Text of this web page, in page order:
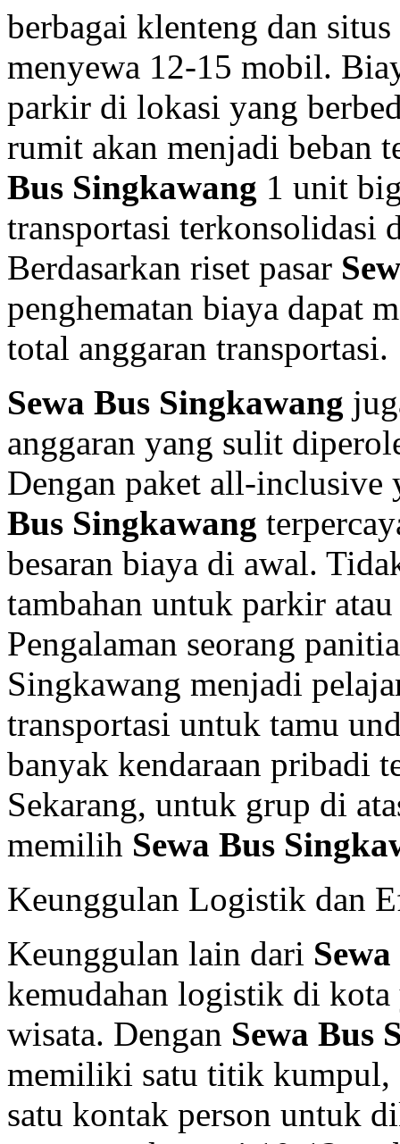
berbagai klenteng dan
menyewa 12-15 mobil.
parkir di lokasi yang
rumit akan menjadi beban
Bus Singkawang 1 unit
transportasi terkonsolidasi
Berdasarkan riset pasar
penghematan biaya dapat
total anggaran transportasi.
Sewa Bus Singkawang
anggaran yang sulit
Dengan paket all-
Bus Singkawang
besaran biaya di awal.
tambahan untuk parkir
Pengalaman seorang
Singkawang menjadi
transportasi untuk tamu
banyak kendaraan pribadi
Sekarang, untuk grup di
memilih Sewa Bus
Keunggulan Logistik dan
Keunggulan lain dari
kemudahan logistik di
wisata. Dengan Sewa Bus
memiliki satu titik kumpul,
satu kontak person untuk